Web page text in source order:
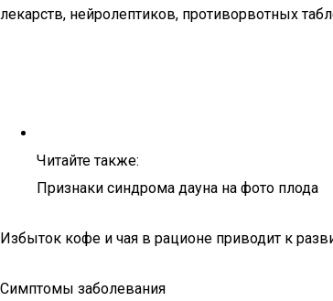
лекарств, нейролептиков, противорвотных
Читайте также:
Признаки синдрома дауна на фото плода
Избыток кофе и чая в рационе приводит к
Симптомы заболевания